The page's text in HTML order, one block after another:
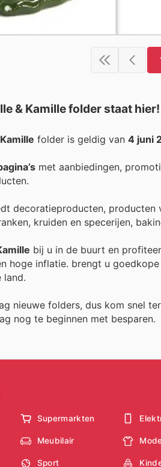
& Kamille folder staat hier!
folder is geldig van 4 juni
met aanbiedingen,
decoratieproducten, producten
kruiden en specerijen,
bij u in de buurt en
hoge inflatie. brengt u
land.
nieuwe folders, dus kom snel
nog te beginnen met besparen.
Supermarkten
Meubilair
Sport